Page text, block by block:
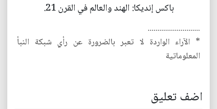
باكس إنديكا: الهند والعالم في القرن 21.
...........................
* الآراء الواردة لا تعبر بالضرورة عن رأي شبكة النبأ
المعلوماتية
اضف تعليق